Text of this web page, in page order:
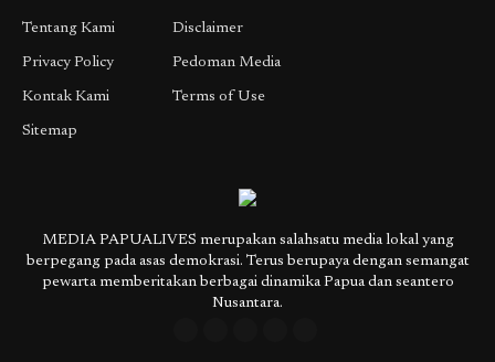
Tentang Kami
Privacy Policy
Kontak Kami
Sitemap
Disclaimer
Pedoman Media
Terms of Use
MEDIA PAPUALIVES merupakan salahsatu media lokal yang
berpegang pada asas demokrasi. Terus berupaya dengan semangat
pewarta memberitakan berbagai dinamika Papua dan seantero
Nusantara.